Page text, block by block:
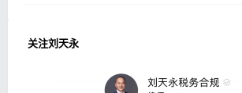
关注刘天永